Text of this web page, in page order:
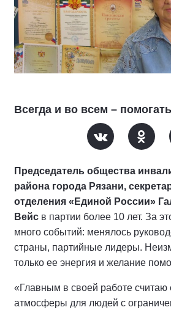
Всегда и во всем –
Председатель общества
района города Рязани,
отделения «Единой России»
Вейс в партии более 10 лет. За
много событий: менялось
страны, партийные лидеры.
только ее энергия и желание
«Главным в своей работе считаю
атмосферы для людей с